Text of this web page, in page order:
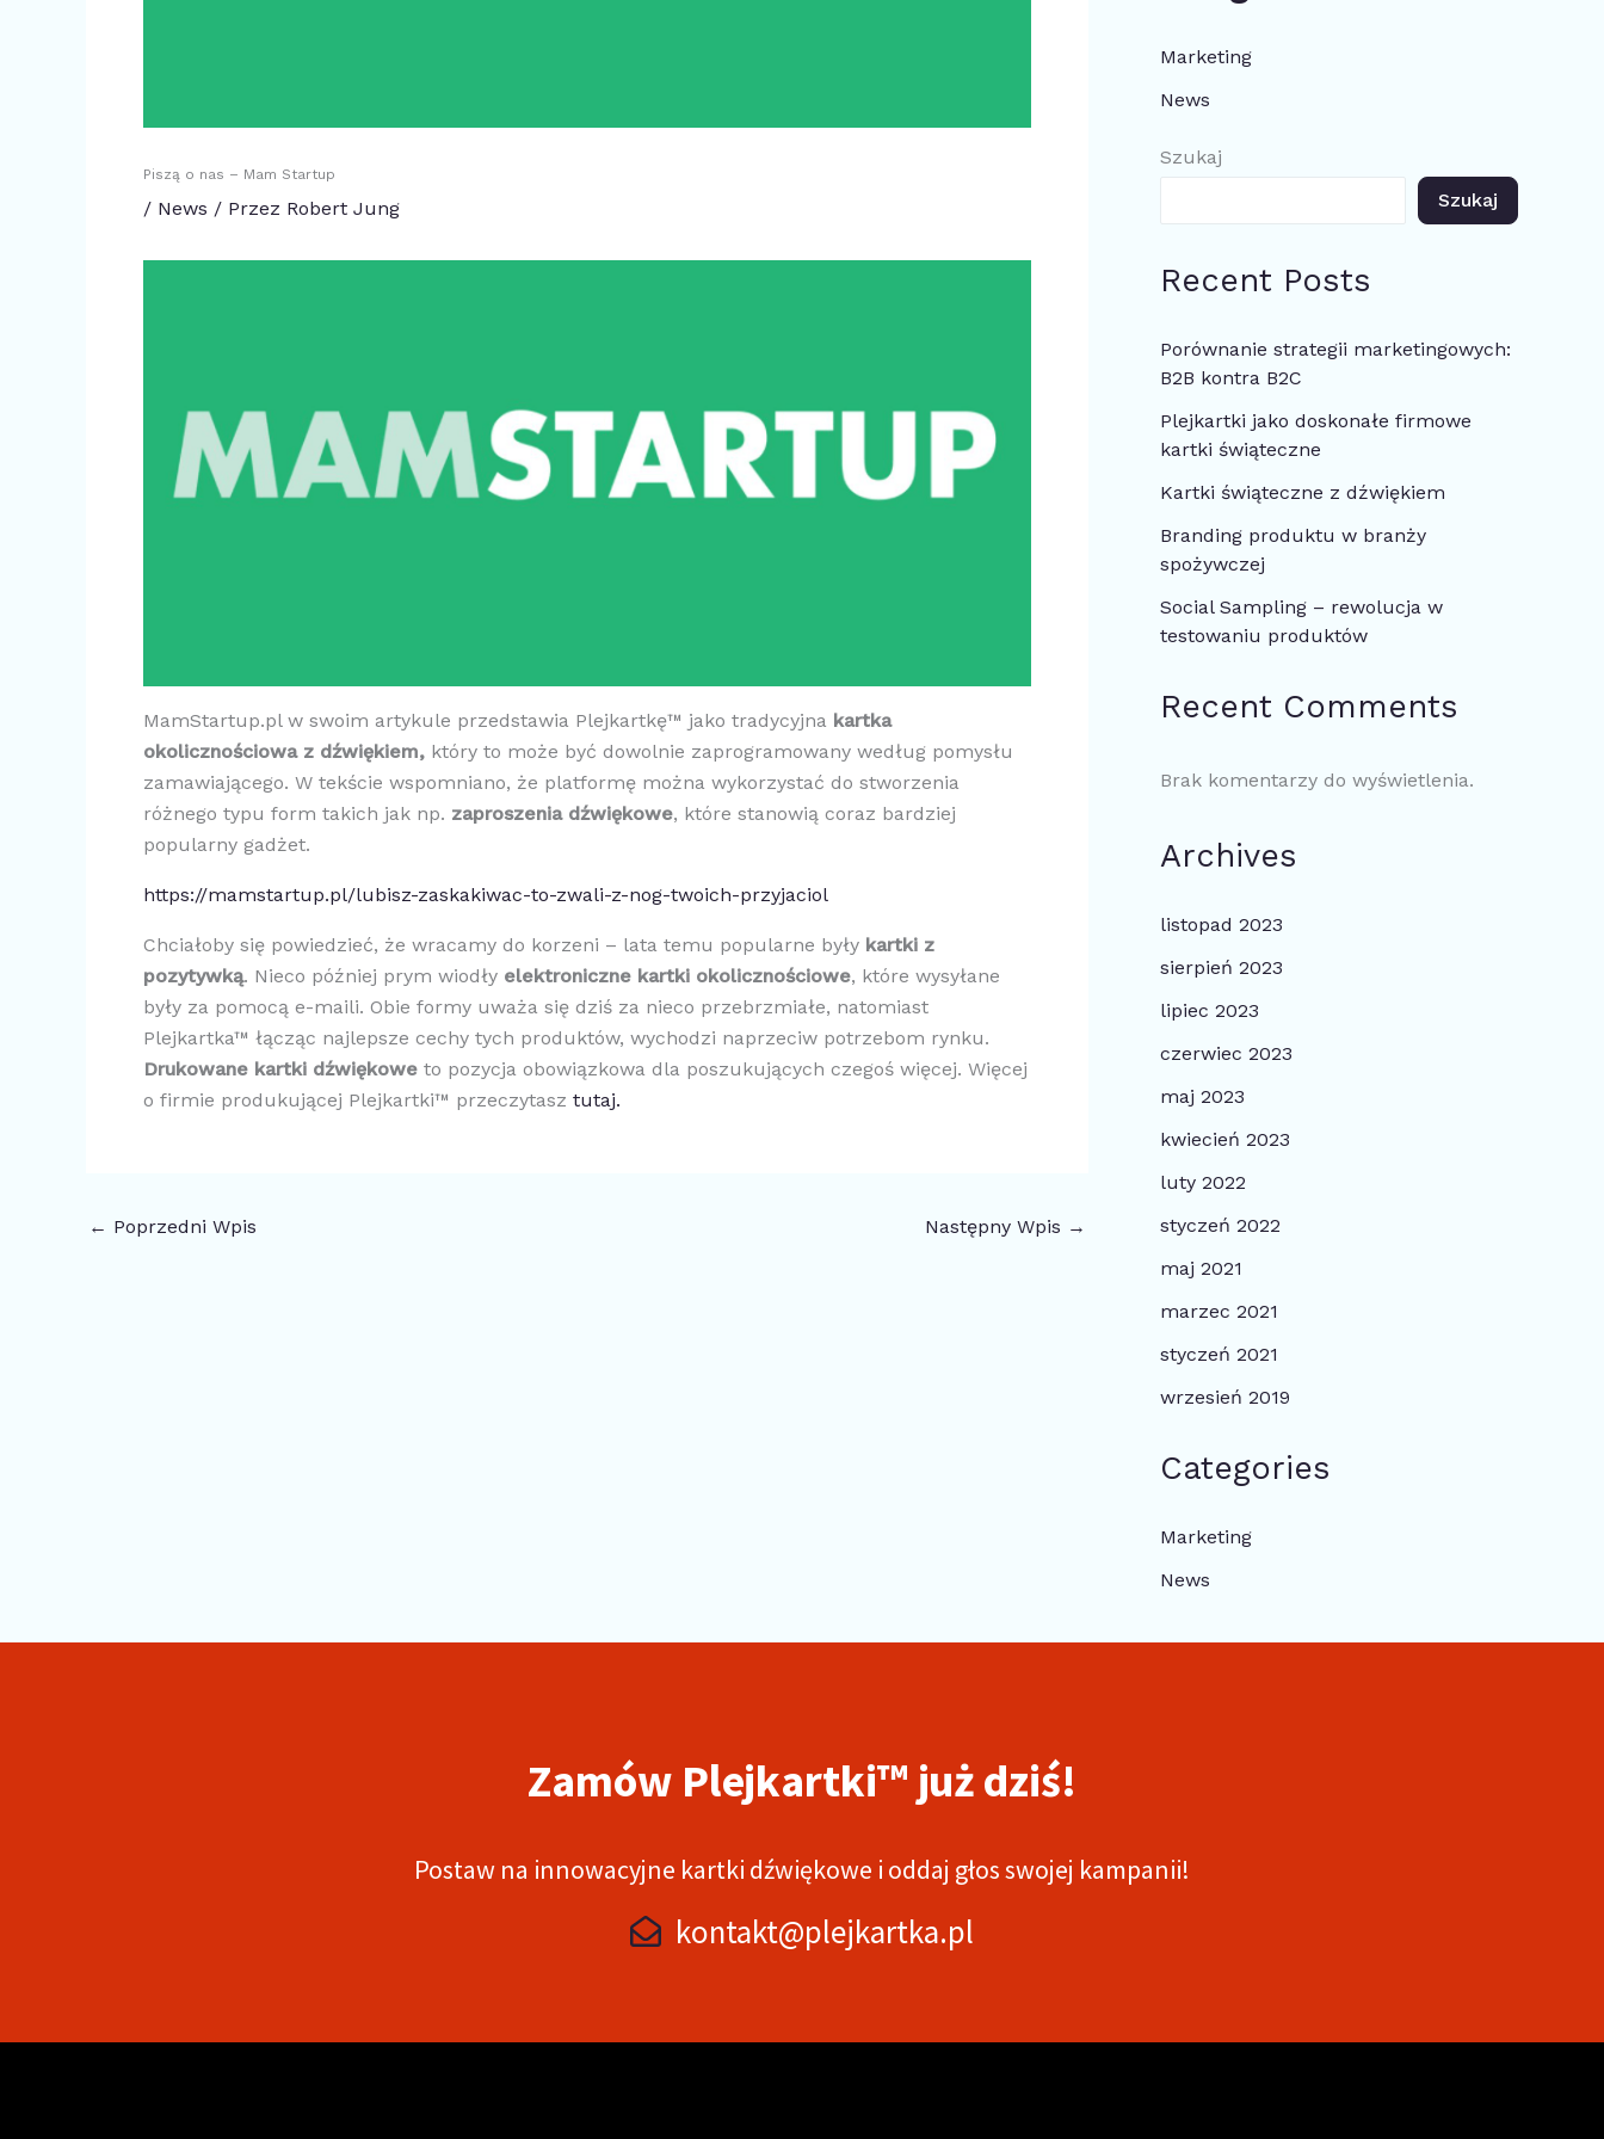
Piszą o nas – Mam Startup
/ News / Przez Robert Jung
MamStartup.pl w swoim artykule przedstawia Plejkartkę™ jako tradycyjna kartka
okolicznościowa z dźwiękiem, który to może być dowolnie zaprogramowany według pomysłu
zamawiającego. W tekście wspomniano, że platformę można wykorzystać do stworzenia
różnego typu form takich jak np. zaproszenia dźwiękowe, które stanowią coraz bardziej
popularny gadżet.
https://mamstartup.pl/lubisz-zaskakiwac-to-zwali-z-nog-twoich-przyjaciol
Chciałoby się powiedzieć, że wracamy do korzeni – lata temu popularne były kartki z
pozytywką. Nieco później prym wiodły elektroniczne kartki okolicznościowe, które wysyłane
były za pomocą e-maili. Obie formy uważa się dziś za nieco przebrzmiałe, natomiast
Plejkartka™ łącząc najlepsze cechy tych produktów, wychodzi naprzeciw potrzebom rynku.
Drukowane kartki dźwiękowe to pozycja obowiązkowa dla poszukujących czegoś więcej. Więcej
o firmie produkującej Plejkartki™ przeczytasz tutaj.
← Poprzedni Wpis Następny Wpis →
Marketing
News
Szukaj
Szukaj
Recent Posts
Porównanie strategii marketingowych:
B2B kontra B2C
Plejkartki jako doskonałe firmowe
kartki świąteczne
Kartki świąteczne z dźwiękiem
Branding produktu w branży
spożywczej
Social Sampling – rewolucja w
testowaniu produktów
Recent Comments
Brak komentarzy do wyświetlenia.
Archives
listopad 2023
sierpień 2023
lipiec 2023
czerwiec 2023
maj 2023
kwiecień 2023
luty 2022
styczeń 2022
maj 2021
marzec 2021
styczeń 2021
wrzesień 2019
Categories
Marketing
News
Zamów Plejkartki™ już dziś!
Postaw na innowacyjne kartki dźwiękowe i oddaj głos swojej kampanii!
kontakt@plejkartka.pl